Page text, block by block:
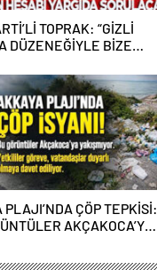
TOPRAK: “GİZLİ
DÜZENEĞİYLE BİZE
PLAJI’NDA ÇÖP TEPKİSİ:
AKÇAKOCA’YA